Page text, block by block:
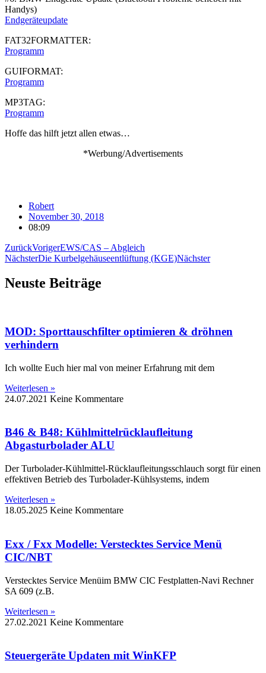
Handys)
Endgeräteupdate
FAT32FORMATTER:
Programm
GUIFORMAT:
Programm
MP3TAG:
Programm
Hoffe das hilft jetzt allen etwas…
*Werbung/Advertisements
Robert
November 30, 2018
08:09
ZurückVorigerEWS/CAS – Abgleich
NächsterDie Kurbelgehäuseentlüftung (KGE)Nächster
Neuste Beiträge
MOD: Sporttauschfilter optimieren & dröhnen
verhindern
Ich wollte Euch hier mal von meiner Erfahrung mit dem
Weiterlesen »
24.07.2021 Keine Kommentare
B46 & B48: Kühlmittelrücklaufleitung
Abgasturbolader ALU
Der Turbolader-Kühlmittel-Rücklaufleitungsschlauch sorgt für einen
effektiven Betrieb des Turbolader-Kühlsystems, indem
Weiterlesen »
18.05.2025 Keine Kommentare
Exx / Fxx Modelle: Verstecktes Service Menü
CIC/NBT
Verstecktes Service Menüim BMW CIC Festplatten-Navi Rechner
SA 609 (z.B.
Weiterlesen »
27.02.2021 Keine Kommentare
Steuergeräte Updaten mit WinKFP